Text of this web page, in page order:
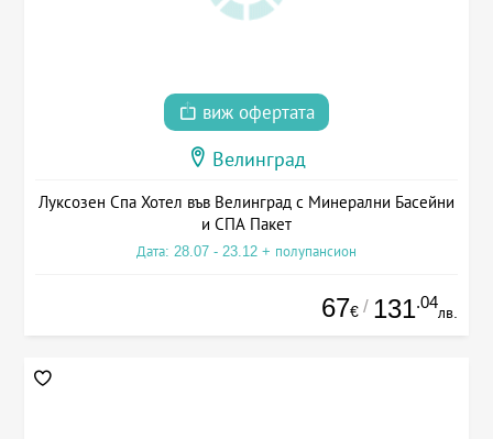
виж офертата
Велинград
Луксозен Спа Хотел във Велинград с Минерални Басейни
и СПА Пакет
Дата: 28.07 - 23.12 + полупансион
67€ / 131.04
лв.